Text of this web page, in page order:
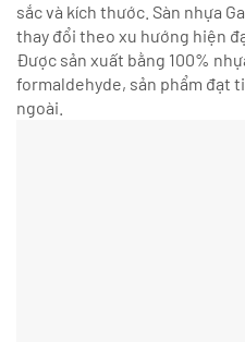
sắc và kích thước. Sàn nhựa
thay đổi theo xu hướng hiện
Được sản xuất bằng 100%
formaldehyde, sản phẩm đạt
ngoài.